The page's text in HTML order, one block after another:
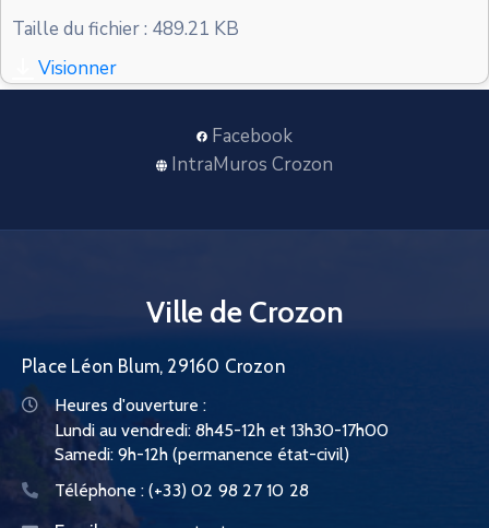
Taille du fichier : 489.21 KB
Visionner
Facebook
IntraMuros Crozon
Ville de Crozon
Place Léon Blum, 29160 Crozon
Heures d'ouverture :
Lundi au vendredi: 8h45-12h et 13h30-17h00
Samedi: 9h-12h (permanence état-civil)
Téléphone : (+33) 02 98 27 10 28